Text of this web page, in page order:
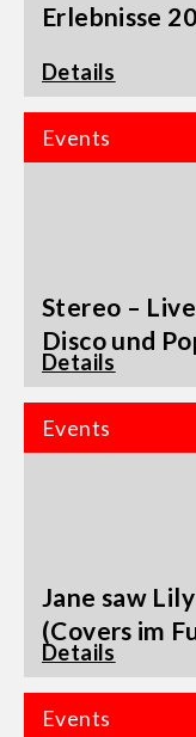
Erlebnisse
Details
Events
Stereo –
Disco und
Details
Events
Jane saw
(Covers im
Details
Events